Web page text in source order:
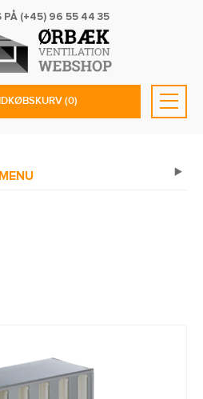
PÅ (+45) 96 55 44 35
(0)
MENU